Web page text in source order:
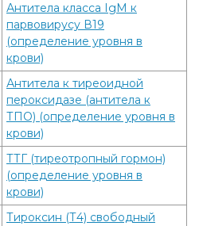
Антитела класса IgM к
парвовирусу В19
(определение уровня в
крови)
Антитела к тиреоидной
пероксидазе (антитела к
ТПО) (определение уровня в
крови)
ТТГ (тиреотропный гормон)
(определение уровня в
крови)
Тироксин (Т4) свободный